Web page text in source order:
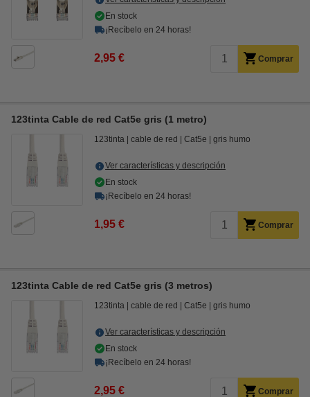
En stock
¡Recíbelo en 24 horas!
2,95 € Comprar
123tinta Cable de red Cat5e gris (1 metro)
123tinta cable de red Cat5e gris humo
Ver características y descripción
En stock
¡Recíbelo en 24 horas!
1,95 € Comprar
123tinta Cable de red Cat5e gris (3 metros)
123tinta cable de red Cat5e gris humo
Ver características y descripción
En stock
¡Recíbelo en 24 horas!
2,95 € Comprar